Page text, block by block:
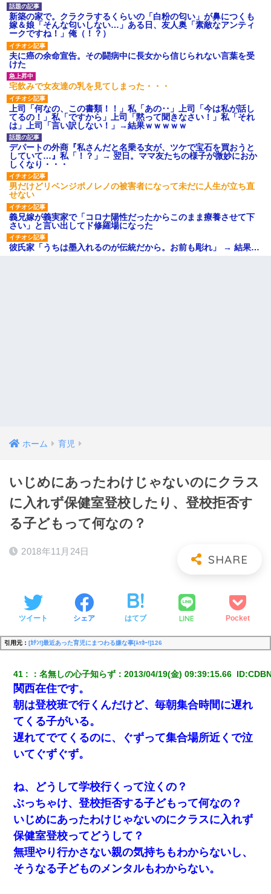
新築の家で。クラクラするくらいの「白粉の匂い」が鼻につくも
嫁＆娘「そんな匂いしない…」ある日、友人奥「素敵なアンティ
ークですね！」俺（！？）
夫に癌の余命宣告。その闘病中に長女から信じられない言葉を受
けた
宅飲みで女友達の乳を見てしまった・・・
上司「何なの、この書類！！」私「あの‥」上司「今は私が話し
てるの！」私「ですから」上司「黙って聞きなさい！」私「それ
は」上司「言い訳しない！」→結果ｗｗｗｗｗ
デパートの外商『私さんだと名乗る女が、ツケで宝石を買おうと
していて…』私「！？」→ 翌日。ママ友たちの様子が微妙におか
しくなり・・・
男だけどリベンジポノレノの被害者になって未だに人生が立ち直
せない
義兄嫁が義実家で「コロナ陽性だったからこのまま療養させて下
さい」と言い出してド修羅場になった
彼氏家「うちは墨入れるのが伝統だから。お前も彫れ」 → 結果…
ホーム 育児
いじめにあったわけじゃないのにクラス
に入れず保健室登校したり、登校拒否す
る子どもって何なの？
2018年11月24日
ツイート シェア はてブ LINE Pocket
引用元： [ｶﾁﾝ!]最近あった育児にまつわる嫌な事[ﾑｯｶｰ!]126
41 ：名無しの心子知らず ：2013/04/19(金) 09:39:15.66 ID:
関西在住です。
朝は登校班で行くんだけど、毎朝集合時間に遅れ
てくる子がいる。
遅れてでてくるのに、ぐずって集合場所近くで泣
いてぐずぐず。
ね、どうして学校行くって泣くの？
ぶっちゃけ、登校拒否する子どもって何なの？
いじめにあったわけじゃないのにクラスに入れず
保健室登校ってどうして？
無理やり行かさない親の気持ちもわからないし、
そうなる子どものメンタルもわからない。